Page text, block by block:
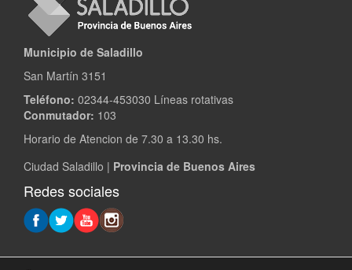
Municipio de Saladillo
San Martín 3151
Teléfono: 02344-453030 Líneas rotativas
Conmutador: 103
Horario de Atencion de 7.30 a 13.30 hs.
Ciudad Saladillo | Provincia de Buenos Aires
Redes sociales